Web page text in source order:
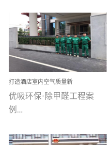
案例【深圳安居乐寓】室
内空气治理项目深圳安居
乐寓 深圳市安居乐寓
为深圳安居集团旗下城...
打造酒店室内空气质量新
标杆——优吸环保·标杆之
作：东莞美豪雅致酒店室
内空气治理工程纪实
优吸环保·除甲醛工程案
例...